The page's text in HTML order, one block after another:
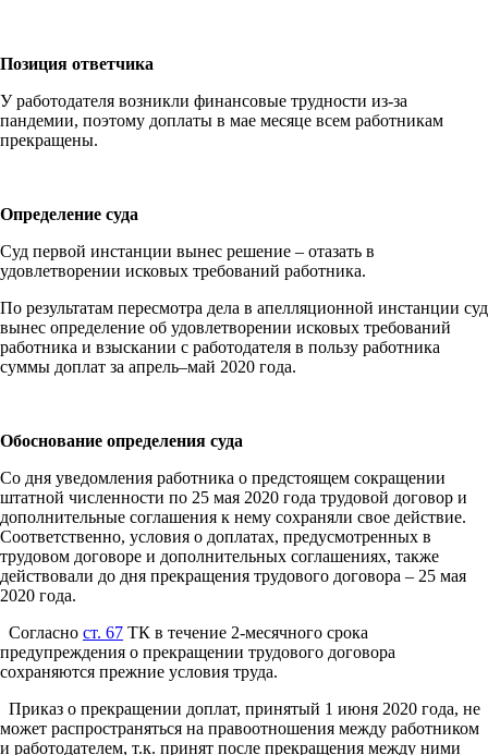
Позиция ответчика
У работодателя возникли финансовые трудности из-за
пандемии, поэтому доплаты в мае месяце всем работникам
прекращены.
Определение суда
Суд первой инстанции вынес решение – отазать в
удовлетворении исковых требований работника.
По результатам пересмотра дела в апелляционной инстанции суд
вынес определение об удовлетворении исковых требований
работника и взыскании с работодателя в пользу работника
суммы доплат за апрель–май 2020 года.
Обоснование определения суда
Со дня уведомления работника о предстоящем сокращении
штатной численности по 25 мая 2020 года трудовой договор и
дополнительные соглашения к нему сохраняли свое действие.
Соответственно, условия о доплатах, предусмотренных в
трудовом договоре и дополнительных соглашениях, также
действовали до дня прекращения трудового договора – 25 мая
2020 года.
Согласно ст. 67 ТК в течение 2-месячного срока
предупреждения о прекращении трудового договора
сохраняются прежние условия труда.
Приказ о прекращении доплат, принятый 1 июня 2020 года, не
может распространяться на правоотношения между работником
и работодателем, т.к. принят после прекращения между ними